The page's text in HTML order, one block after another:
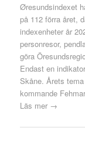
Øresundsindexet
på 112 förra året,
indexenheter år
personresor,
göra
Endast en
Skåne. Årets
kommande
Läs mer →